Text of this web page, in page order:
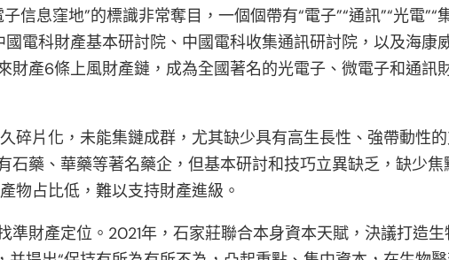
信息窪地”的標識非常奪目，一個個帶有“電子”“通訊”“光電
電科財產基本研討院、中國電科收集通訊研討院，以及海康
產6條上風財產鏈，成為全國著名的光電子、微電子和通訊
碎片化，未能集鏈成群，尤其缺少具有高生長性、強帶動性
石藥、華藥等著名藥企，但基本研討和技巧立異缺乏，缺少
物占比低，難以支持財產進級。
準財產定位。2021年，石家莊聯合本身資本天賦，決議打造